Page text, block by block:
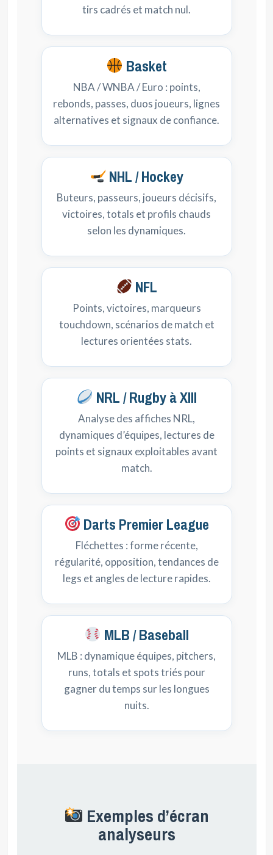
tirs cadrés et match nul.
Basket
NBA / WNBA / Euro : points,
rebonds, passes, duos joueurs, lignes
alternatives et signaux de confiance.
NHL / Hockey
Buteurs, passeurs, joueurs décisifs,
victoires, totals et profils chauds
selon les dynamiques.
NFL
Points, victoires, marqueurs
touchdown, scénarios de match et
lectures orientées stats.
NRL / Rugby à XIII
Analyse des affiches NRL,
dynamiques d’équipes, lectures de
points et signaux exploitables avant
match.
Darts Premier League
Fléchettes : forme récente,
régularité, opposition, tendances de
legs et angles de lecture rapides.
MLB / Baseball
MLB : dynamique équipes, pitchers,
runs, totals et spots triés pour
gagner du temps sur les longues
nuits.
Exemples d’écran
analyseurs